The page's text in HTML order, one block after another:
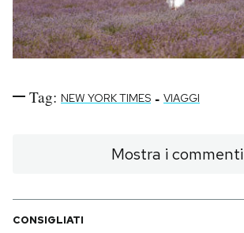
Tag: NEW YORK TIMES - VIAGGI
Mostra i commenti
CONSIGLIATI